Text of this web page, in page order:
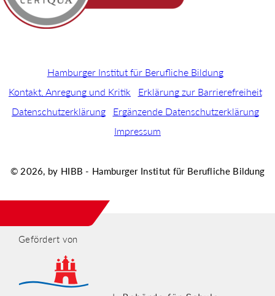
Hamburger Institut für Berufliche Bildung
Kontakt, Anregung und Kritik
Erklärung zur Barrierefreiheit
Datenschutzerklärung
Ergänzende Datenschutzerklärung
Impressum
© 2026, by HIBB - Hamburger Institut für Berufliche Bildung
Gefördert von